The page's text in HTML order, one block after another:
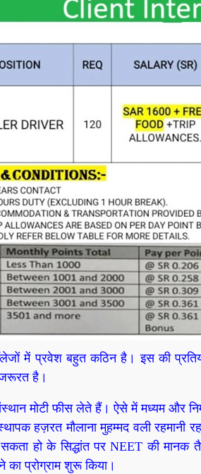
में प्रवेश बहुत कठिन है। इस की
जरूरत है।
मोटी फीस लेते हैं। ऐसे में मध्यम और
हज़रत मौलाना मुहम्मद वली रहमानी
हो के सिद्धांत पर NEET की मानक
का प्रोग्राम शुरू किया।